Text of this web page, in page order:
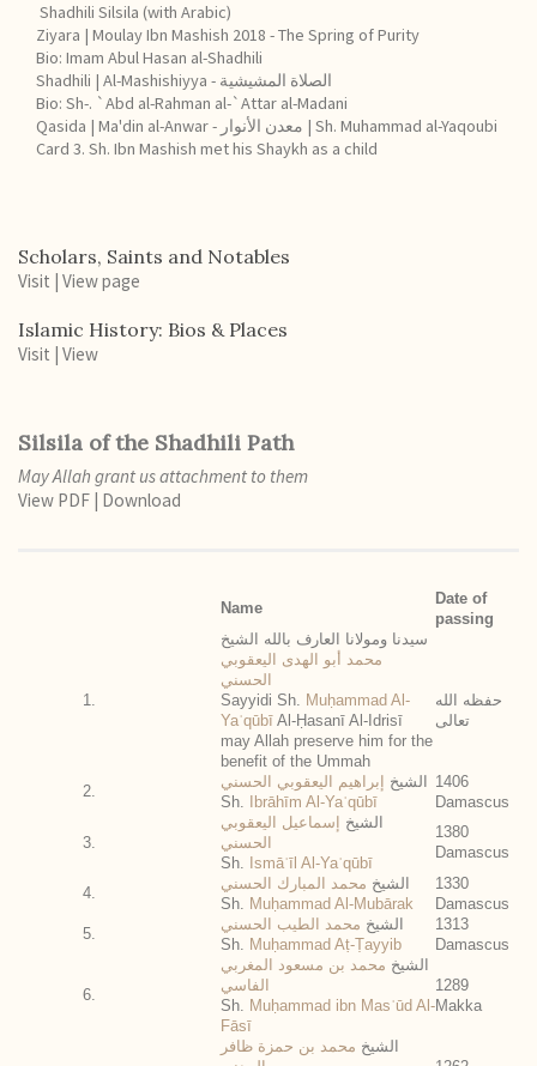
Shadhili Silsila (with Arabic)
Ziyara | Moulay Ibn Mashish 2018 - The Spring of Purity
Bio: Imam Abul Hasan al-Shadhili
Shadhili | Al-Mashishiyya - الصلاة المشيشية
Bio: Sh-. `Abd al-Rahman al-`Attar al-Madani
Qasida | Ma'din al-Anwar - معدن الأنوار | Sh. Muhammad al-Yaqoubi
Card 3. Sh. Ibn Mashish met his Shaykh as a child
Scholars, Saints and Notables
Visit View page
Islamic History: Bios & Places
Visit View
Silsila of the Shadhili Path
May Allah grant us attachment to them
View PDF Download
Name
Date of
passing
1.
سيدنا ومولانا العارف بالله الشيخ
محمد أبو الهدى اليعقوبي
الحسني
Sayyidi Sh. Muḥammad Al-
Yaʿqūbī Al-Ḥasanī Al-Idrisī
may Allah preserve him for the
benefit of the Ummah
حفظه الله
تعالى
2.
الشيخ
إبراهيم اليعقوبي الحسني
Sh.
Ibrāhīm Al-Yaʿqūbī
1406
Damascus
3.
الشيخ
إسماعيل اليعقوبي
الحسني
Sh. Ismāʿīl Al-Yaʿqūbī
1380
Damascus
4.
الشيخ محمد المبارك الحسني
Sh. Muḥammad Al-Mubārak
1330
Damascus
5.
الشيخ محمد الطيب الحسني
Sh. Muḥammad Aṭ-Ṭayyib
1313
Damascus
6.
الشيخ محمد بن مسعود المغربي
الفاسي
Sh. Muḥammad ibn Masʿūd Al-
Fāsī
1289
Makka
الشيخ محمد بن حمزة ظافر